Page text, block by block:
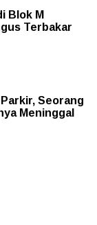
Blok M
Terbakar
Seorang
Meninggal